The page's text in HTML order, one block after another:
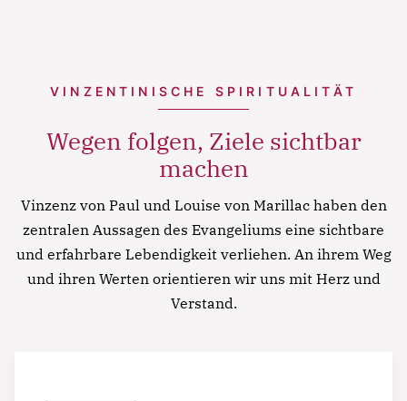
VINZENTINISCHE SPIRITUALITÄT
Wegen folgen, Ziele sichtbar
machen
Vinzenz von Paul und Louise von Marillac haben den
zentralen Aussagen des Evangeliums eine sichtbare
und erfahrbare Lebendigkeit verliehen. An ihrem Weg
und ihren Werten orientieren wir uns mit Herz und
Verstand.